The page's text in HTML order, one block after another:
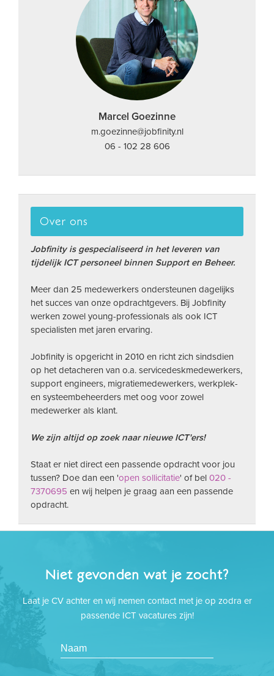
Marcel Goezinne
m.goezinne@jobfinity.nl
06 - 102 28 606
Over ons
Jobfinity is gespecialiseerd in het leveren van
tijdelijk ICT personeel binnen Support en Beheer.
Meer dan 25 medewerkers ondersteunen dagelijks
het succes van onze opdrachtgevers. Bij Jobfinity
werken zowel young-professionals als ook ICT
specialisten met jaren ervaring.
Jobfinity is opgericht in 2010 en richt zich sindsdien
op het detacheren van o.a. servicedeskmedewerkers,
support engineers, migratiemedewerkers, werkplek-
en systeembeheerders met oog voor zowel
medewerker als klant.
We zijn altijd op zoek naar nieuwe ICT'ers!
Staat er niet direct een passende opdracht voor jou
tussen? Doe dan een 'open sollicitatie' of bel 020 -
7370695 en wij helpen je graag aan een passende
opdracht.
Niet gevonden wat je zocht?
Laat je CV achter en wij nemen contact met je op zodra er
passende ICT vacatures zijn!